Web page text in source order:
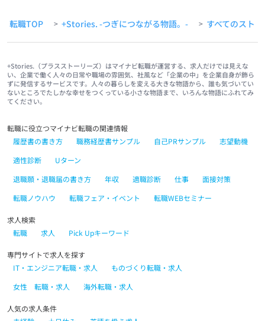
転職TOP > +Stories. -つぎにつながる物語。- > すべてのスト
+Stories.（プラスストーリーズ）はマイナビ転職が運営する、求人だけでは見えな
い、企業で働く人々の日常や職場の雰囲気、社風など「企業の中」を企業自身が飾ら
ずに発信するサービスです。人々の暮らしを変える大きな物語から、誰も気づいてい
ないところでたしかな幸せをつくっている小さな物語まで、いろんな物語にふれてみ
てください。
転職に役立つマイナビ転職の関連情報
履歴書の書き方
職務経歴書サンプル 自己PRサンプル
志望動機
適性診断
Uターン
退職願・退職届の書き方
年収 適職診断 仕事
面接対策
転職ノウハウ
転職フェア・イベント 転職WEBセミナー
求人検索
転職
求人 Pick Upキーワード
専門サイトで求人を探す
IT・エンジニア転職・求人
ものづくり転職・求人
女性 転職・求人
海外転職・求人
人気の求人条件